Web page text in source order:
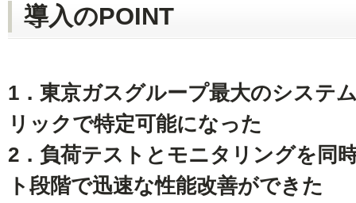
導入のPOINT
1．東京ガスグループ最大のシステ
リックで特定可能になった
2．負荷テストとモニタリングを同
ト段階で迅速な性能改善ができた